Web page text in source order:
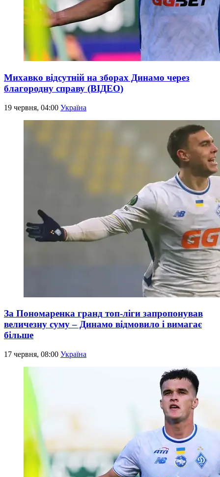
Михавко відсутній на зборах Динамо через
благородну справу (ВІДЕО)
19 червня, 04:00 Україна
За Пономаренка гранд топ-ліги запропонував
величезну суму – Динамо відмовило і вимагає
більше
17 червня, 08:00 Україна